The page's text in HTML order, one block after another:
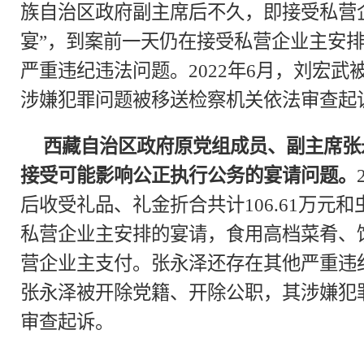
族自治区政府副主席后不久，即接受私营
宴”，到案前一天仍在接受私营企业主安
严重违纪违法问题。2022年6月，刘宏武
涉嫌犯罪问题被移送检察机关依法审查起
西藏自治区政府原党组成员、副主席
接受可能影响公正执行公务的宴请问题。
后收受礼品、礼金折合共计106.61万元
私营企业主安排的宴请，食用高档菜肴
营企业主支付。张永泽还存在其他严重违
张永泽被开除党籍、开除公职，其涉嫌
审查起诉。